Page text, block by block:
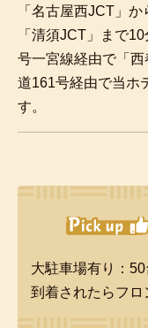
「名古屋西JCT」
「清須JCT」まで
号一宮線経由で「
道161号経由で当ホ
す。
大駐車場有り：50
到着されたらフロ